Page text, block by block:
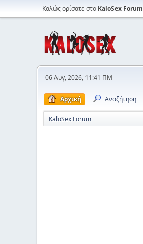
Καλώς ορίσατε στο KaloSex Forum
06 Αυγ, 2026, 11:41 ΠΜ
Αρχική Αναζήτηση
KaloSex Forum